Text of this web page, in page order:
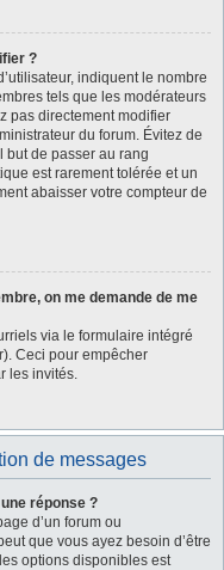
?
indiquent le nombre
tels que les modérateurs
pas directement modifier
du forum. Évitez de
but de passer au rang
est rarement tolérée et un
abaisser votre compteur de
on me demande de me
via le formulaire intégré
Ceci pour empêcher
les invités.
de messages
réponse ?
d’un forum ou
que vous ayez besoin d’être
options disponibles est